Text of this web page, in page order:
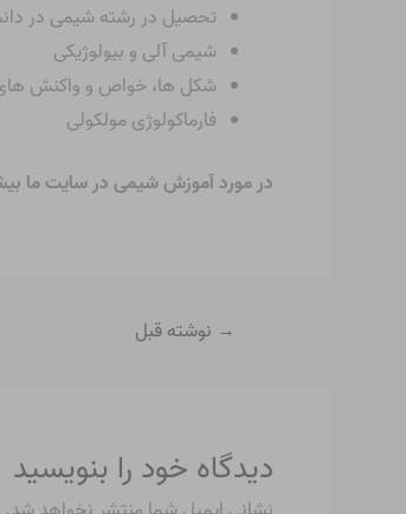
تحصیل در رشته شیمی در
شیمی آلی و بیولوژیکی
شکل ها، خواص و واکنش
فارماکولوژی مولکولی
در مورد آموزش شیمی در سایت ما
→ نوشته قبل
دیدگاه‌ خود را بنویسید